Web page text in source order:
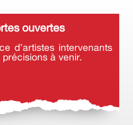
ouvertes
d’artistes intervenants
à venir.